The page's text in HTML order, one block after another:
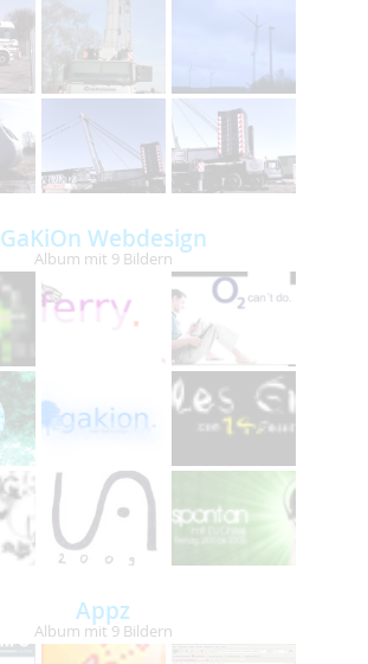
GaKiOn Webdesign
Album mit 9 Bildern
Appz
Album mit 9 Bildern